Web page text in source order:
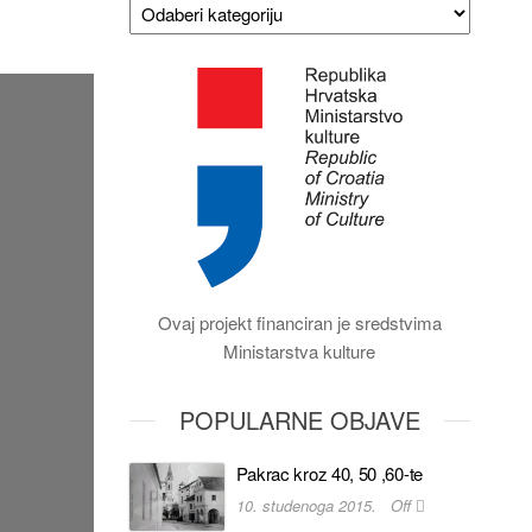
Ovaj projekt financiran je sredstvima
Ministarstva kulture
POPULARNE OBJAVE
Pakrac kroz 40, 50 ,60-te
10. studenoga 2015. Off